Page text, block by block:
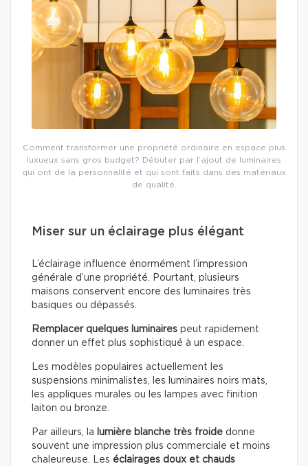
Comment transformer une propriété ordinaire en espace plus
luxueux sans gros budget? Débuter par l’ajout de luminaires
qui ont de la personnalité et qui sont faits dans des matériaux
de qualité.
Miser sur un éclairage plus élégant
L’éclairage influence énormément l’impression
générale d’une propriété. Pourtant, plusieurs
maisons conservent encore des luminaires très
basiques ou dépassés.
Remplacer quelques luminaires peut rapidement
donner un effet plus sophistiqué à un espace.
Les modèles populaires actuellement les
suspensions minimalistes, les luminaires noirs mats,
les appliques murales ou les lampes avec finition
laiton ou bronze.
Par ailleurs, la lumière blanche très froide donne
souvent une impression plus commerciale et moins
chaleureuse. Les éclairages doux et chauds